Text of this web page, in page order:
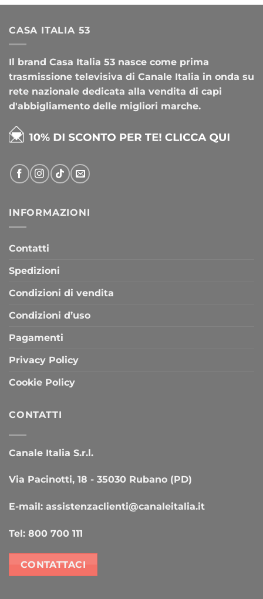
CASA ITALIA 53
Il brand Casa Italia 53 nasce come prima
trasmissione televisiva di Canale Italia in onda su
rete nazionale dedicata alla vendita di capi
d'abbigliamento delle migliori marche.
INFORMAZIONI
Contatti
Spedizioni
Condizioni di vendita
Condizioni d’uso
Pagamenti
Privacy Policy
Cookie Policy
CONTATTI
Canale Italia S.r.l.
Via Pacinotti, 18 - 35030 Rubano (PD)
E-mail: assistenzaclienti@canaleitalia.it
Tel: 800 700 111
CONTATTACI